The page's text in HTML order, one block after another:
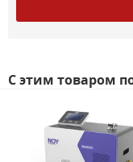
С этим товаром